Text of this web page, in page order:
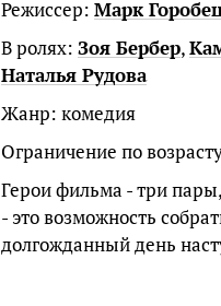
Режиссер: Марк
В ролях: Зоя Бербер,
Наталья Рудова
Жанр: комедия
Ограничение по
Герои фильма - три
- это возможность
долгожданный день